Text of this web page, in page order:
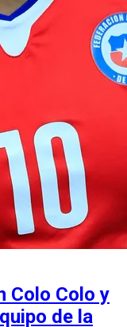
Colo Colo y
de la